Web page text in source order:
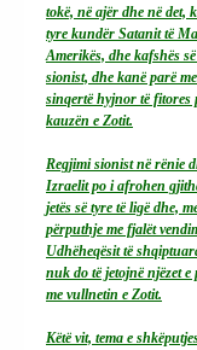
tokë, në ajër dhe në det,
tyre kundër Satanit të
Amerikës, dhe kafshës
sionist, dhe kanë parë
sinqertë hyjnor të fitores
kauzën e Zotit.
Regjimi sionist në rënie
Izraelit po i afrohen
jetës së tyre të ligë dhe,
përputhje me fjalët
Udhëheqësit të
nuk do të jetojnë njëzet e
me vullnetin e Zotit.
Këtë vit, tema e